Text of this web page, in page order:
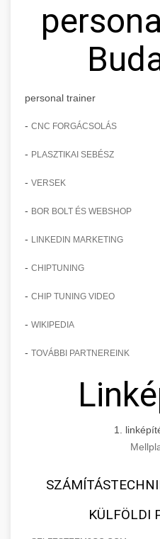
personal trainer
- CNC FORGÁCSOLÁS
- PLASZTIKAI SEBÉSZ
- VERSEK
- BOR BOLT ÉS WEBSHOP
- LINKEDIN MARKETING
- CHIPTUNING
- CHIP TUNING VIDEO
- WIKIPEDIA
- TOVÁBBI PARTNEREINK
1.
KÜLFÖLDI